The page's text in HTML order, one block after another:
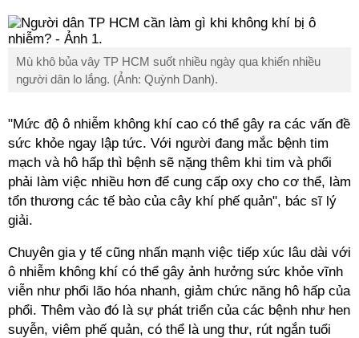
Mù khô bủa vây TP HCM suốt nhiều ngày qua khiến nhiều
người dân lo lắng. (Ảnh: Quỳnh Danh).
"Mức độ ô nhiễm không khí cao có thể gây ra các vấn đề
sức khỏe ngay lập tức. Với người đang mắc bệnh tim
mạch và hô hấp thì bệnh sẽ nặng thêm khi tim và phổi
phải làm việc nhiều hơn để cung cấp oxy cho cơ thể, làm
tổn thương các tế bào của cây khí phế quản", bác sĩ lý
giải.
Chuyên gia y tế cũng nhấn mạnh việc tiếp xúc lâu dài với
ô nhiễm không khí có thể gây ảnh hưởng sức khỏe vĩnh
viễn như phổi lão hóa nhanh, giảm chức năng hô hấp của
phổi. Thêm vào đó là sự phát triển của các bệnh như hen
suyễn, viêm phế quản, có thể là ung thư, rút ngắn tuổi